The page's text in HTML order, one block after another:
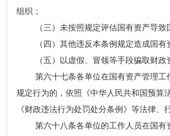
组织；
（三）未按照规定评估国有资产导致
（四）其他违反本条例规定造成国有
（五）以虚假、冒领等手段骗取财政
第六十七条各单位在国有资产管理工
规定行为的，依照《中华人民共和国预算
《财政违法行为处罚处分条例》等法律、
第六十八条各单位的工作人员在国有